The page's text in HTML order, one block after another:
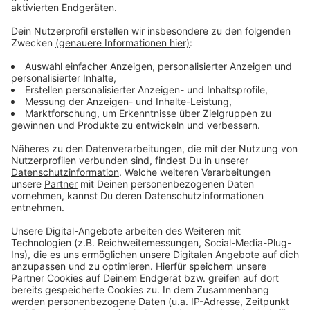
Es gibt diese Dinge im Leben, die können uns zur
Weißglut treiben. Bahnstreiks. Plötzlicher Schneefall.
Eiskratzen am frühen Morgen. Leute, die nicht
Autofahren können. Menschen, die seltsame Wörter
benutzen. Wo andere sich vor Verzweiflung das
Gesicht bis zum Bauchnabel ziehen oder ihren Kopf
gegen die Wand hauen wollen, geht in eben diesem
Kopf von Laura Potting ein Karussell los. Irgendwo
zwischen wirren Gedanken und scharfer
Alltagsbeobachtung. Ein bisschen ausgeflippt,
Anzeige